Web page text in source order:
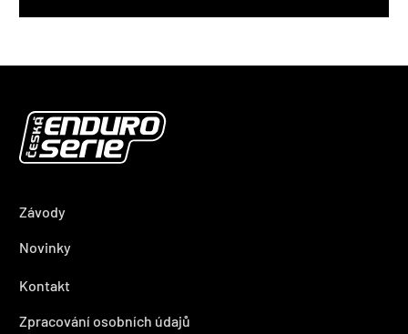
Závody
Novinky
Kontakt
Zpracování osobních údajů